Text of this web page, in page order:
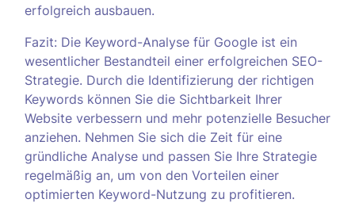
erfolgreich ausbauen.
Fazit: Die Keyword-Analyse für Google ist ein
wesentlicher Bestandteil einer erfolgreichen SEO-
Strategie. Durch die Identifizierung der richtigen
Keywords können Sie die Sichtbarkeit Ihrer
Website verbessern und mehr potenzielle Besucher
anziehen. Nehmen Sie sich die Zeit für eine
gründliche Analyse und passen Sie Ihre Strategie
regelmäßig an, um von den Vorteilen einer
optimierten Keyword-Nutzung zu profitieren.